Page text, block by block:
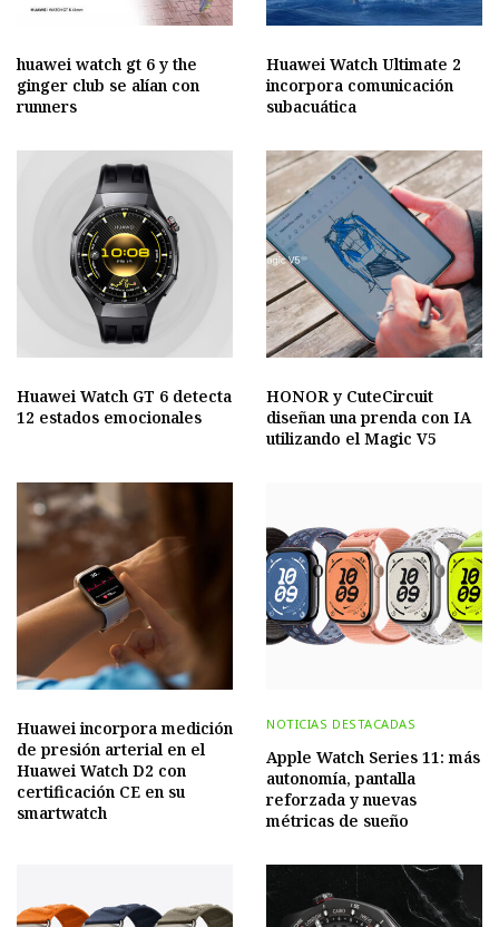
huawei watch gt 6 y the
ginger club se alían con
runners
Huawei Watch Ultimate 2
incorpora comunicación
subacuática
Huawei Watch GT 6 detecta
12 estados emocionales
HONOR y CuteCircuit
diseñan una prenda con IA
utilizando el Magic V5
Huawei incorpora medición
de presión arterial en el
Huawei Watch D2 con
certificación CE en su
smartwatch
NOTICIAS DESTACADAS
Apple Watch Series 11: más
autonomía, pantalla
reforzada y nuevas
métricas de sueño